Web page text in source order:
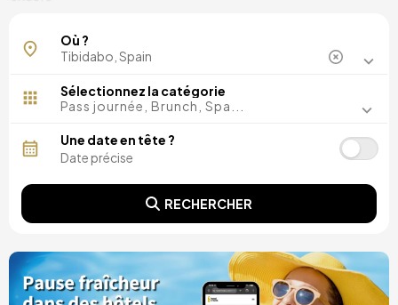
Où ?
Sélectionnez la catégorie
Pass journée, Brunch, Spa...
Une date en tête ?
RECHERCHER